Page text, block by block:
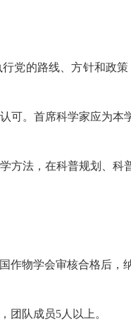
党的路线、方针和政
可。首席科学家应为
方法，在科普规划、
物学会审核合格后，
团队成员5人以上。